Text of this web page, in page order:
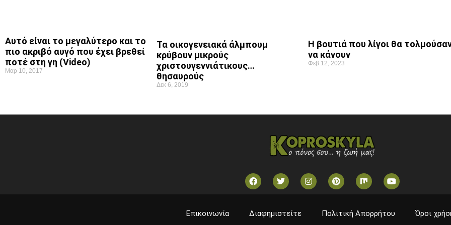
Αυτό είναι το μεγαλύτερο και το
πιο ακριβό αυγό που έχει βρεθεί
ποτέ στη γη (Video)
Μαρ 10, 2017
Τα οικογενειακά άλμπουμ
κρύβουν μικρούς
χριστουγεννιάτικους…
θησαυρούς
Δεκ 6, 2019
Η βουτιά που λίγοι θα
να κάνουν
Φεβ 12, 2023
Επικοινωνία Διαφημιστείτε Πολιτική Απορρήτου Όροι